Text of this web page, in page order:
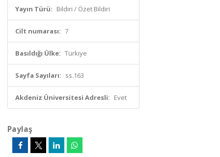
Yayın Türü: Bildiri / Özet Bildiri
Cilt numarası: 7
Basıldığı Ülke: Türkiye
Sayfa Sayıları: ss.163
Akdeniz Üniversitesi Adresli: Evet
Paylaş